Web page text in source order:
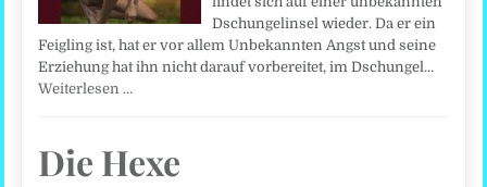
Dschungelinsel wieder. Da er ein
Feigling ist, hat er vor allem Unbekannten Angst und seine
Erziehung hat ihn nicht darauf vorbereitet, im Dschungel…
Weiterlesen …
Die Hexe